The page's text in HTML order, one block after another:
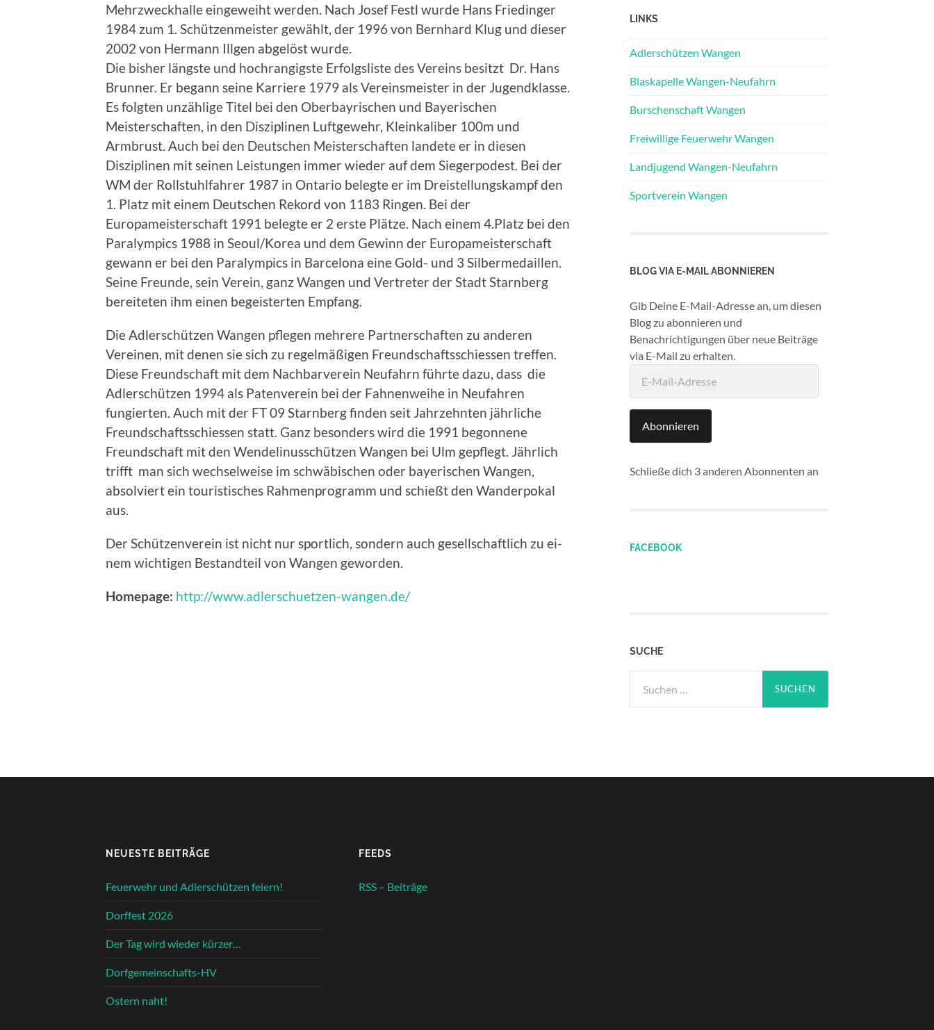
Mehrzweckhalle eingeweiht werden. Nach Josef Festl wurde Hans Friedinger
1984 zum 1. Schüt­zenmeister gewählt, der 1996 von Bernhard Klug und dieser
2002 von Hermann Illgen abgelöst wurde.
Die bisher längste und hochrangigste Erfolgsliste des Vereins besitzt Dr. Hans
Brunner. Er begann seine Karriere 1979 als Vereinsmeister in der Jugendklasse.
Es folgten unzählige Titel bei den Oberbayrischen und Bayerischen
Meisterschaften, in den Disziplinen Luftgewehr, Kleinkaliber 100m und
Armbrust. Auch bei den Deutschen Meisterschaften landete er in diesen
Disziplinen mit seinen Leistungen immer wieder auf dem Siegerpodest. Bei der
WM der Rollstuhlfahrer 1987 in Ontario belegte er im Dreistellungskampf den
1. Platz mit einem Deutschen Rekord von 1183 Ringen. Bei der
Europameisterschaft 1991 belegte er 2 erste Plätze. Nach einem 4.Platz bei den
Paralympics 1988 in Seoul/Korea und dem Gewinn der Europameisterschaft
gewann er bei den Paralympics in Barcelona eine Gold- und 3 Silbermedaillen.
Seine Freunde, sein Verein, ganz Wangen und Vertreter der Stadt Starnberg
bereiteten ihm einen begeisterten Empfang.
Die Adlerschützen Wangen pflegen mehrere Partnerschaften zu anderen
Vereinen, mit denen sie sich zu regelmäßigen Freundschaftsschiessen treffen.
Diese Freundschaft mit dem Nachbarverein Neufahrn führte dazu, dass die
Adlerschützen 1994 als Patenverein bei der Fahnenweihe in Neufahren
fungierten. Auch mit der FT 09 Starnberg finden seit Jahrzehnten jährliche
Freundschaftsschiessen statt. Ganz besonders wird die 1991 begonnene
Freundschaft mit den Wendelinusschützen Wangen bei Ulm gepflegt. Jährlich
trifft man sich wechselweise im schwäbischen oder bayerischen Wangen,
absolviert ein touristisches Rahmenprogramm und schießt den Wanderpokal
aus.
Der Schützenverein ist nicht nur sportlich, sondern auch gesell­schaftlich zu ei­
nem wichtigen Bestandteil von Wangen geworden.
Homepage: http://www.adlerschuetzen-wangen.de/
LINKS
Adlerschützen Wangen
Blaskapelle Wangen-Neufahrn
Burschenschaft Wangen
Freiwillige Feuerwehr Wangen
Landjugend Wangen-Neufahrn
Sportverein Wangen
BLOG VIA E-MAIL ABONNIEREN
Gib Deine E-Mail-Adresse an, um diesen
Blog zu abonnieren und
Benachrichtigungen über neue Beiträge
via E-Mail zu erhalten.
Mail-
Abonnieren
Schließe dich 3 anderen Abonnenten an
FACEBOOK
SUCHE
nach:
NEUESTE BEITRÄGE
Feuerwehr und Adlerschützen feiern!
Dorffest 2026
Der Tag wird wieder kürzer…
Dorfgemeinschafts-HV
Ostern naht!
FEEDS
RSS – Beiträge